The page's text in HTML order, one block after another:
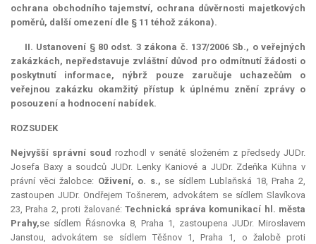
ochrana obchodního tajemství, ochrana důvěrnosti majetkových
poměrů, další omezení dle § 11 téhož zákona).
II. Ustanovení § 80 odst. 3 zákona č. 137/2006 Sb., o veřejných
zakázkách, nepředstavuje zvláštní důvod pro odmítnutí žádosti o
poskytnutí informace, nýbrž pouze zaručuje uchazečům o
veřejnou zakázku okamžitý přístup k úplnému znění zprávy o
posouzení a hodnocení nabídek.
ROZSUDEK
Nejvyšší správní soud rozhodl v senátě složeném z předsedy JUDr.
Josefa Baxy a soudců JUDr. Lenky Kaniové a JUDr. Zdeňka Kühna v
právní věci žalobce: Oživení, o. s., se sídlem Lublaňská 18, Praha 2,
zastoupen JUDr. Ondřejem Tošnerem, advokátem se sídlem Slavíkova
23, Praha 2, proti žalované:Technická správa komunikací hl. města
Prahy,se sídlem Řásnovka 8, Praha 1, zastoupena JUDr. Miroslavem
Janstou, advokátem se sídlem Těšnov 1, Praha 1, o žalobě proti